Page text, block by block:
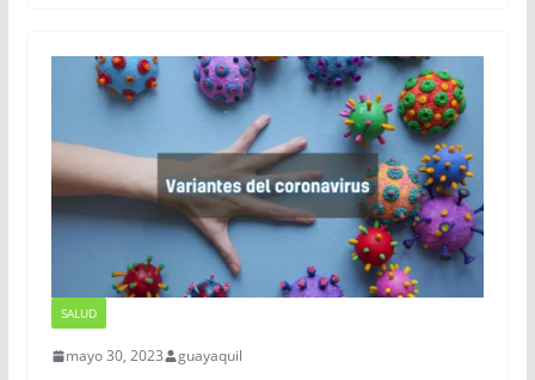
SALUD
mayo 30, 2023 guayaquil